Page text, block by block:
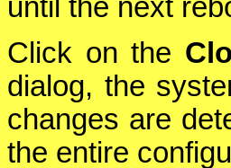
until the next
Click on the
dialog, the
changes are
the entire